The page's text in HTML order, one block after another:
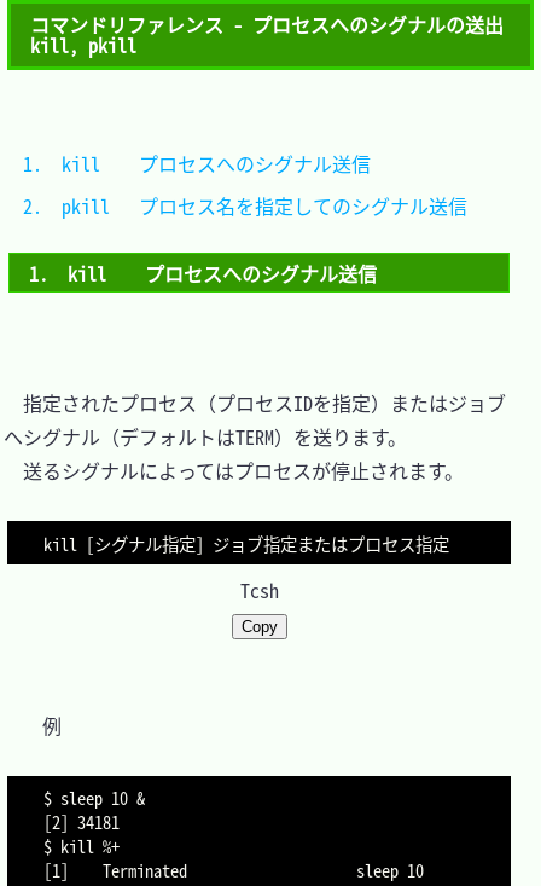
コマンドリファレンス - プロセスへのシグナルの送出
kill, pkill
1.　kill	プロセスへのシグナル送信
指定されたプロセス（プロセスIDを指定）またはジョブ
へシグナル（デフォルトはTERM）を送ります。
送るシグナルによってはプロセスが停止されます。
kill [シグナル指定] ジョブ指定またはプロセス指定
Tcsh
Copy
例
$ sleep 10 &
[2] 34181
$ kill %+
[1]    Terminated                    sleep 10